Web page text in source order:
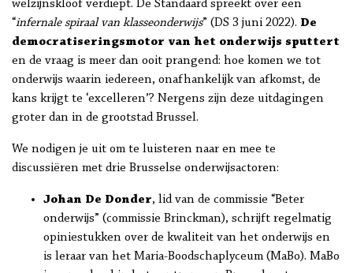
welzijnskloof verdiept. De Standaard spreekt over een
“infernale spiraal van klasseonderwijs” (DS 3 juni 2022). De
democratiseringsmotor van het onderwijs sputtert
en de vraag is meer dan ooit prangend: hoe komen we tot
onderwijs waarin iedereen, onafhankelijk van afkomst, de
kans krijgt te ‘excelleren’? Nergens zijn deze uitdagingen
groter dan in de grootstad Brussel.
We nodigen je uit om te luisteren naar en mee te
discussiëren met drie Brusselse onderwijsactoren:
Johan De Donder, lid van de commissie “Beter
onderwijs” (commissie Brinckman), schrijft regelmatig
opiniestukken over de kwaliteit van het onderwijs en
is leraar van het Maria-Boodschaplyceum (MaBo). MaBo